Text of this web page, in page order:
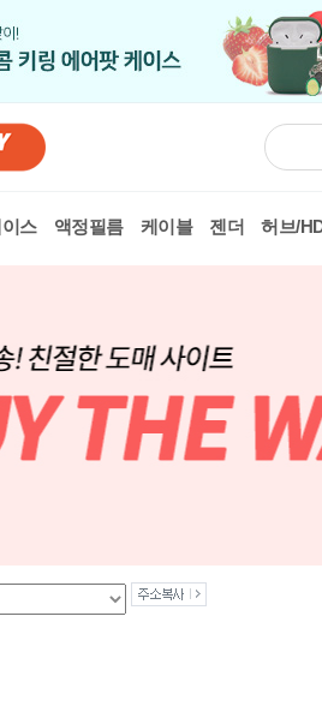
스 액정필름 케이블 젠더 허브/